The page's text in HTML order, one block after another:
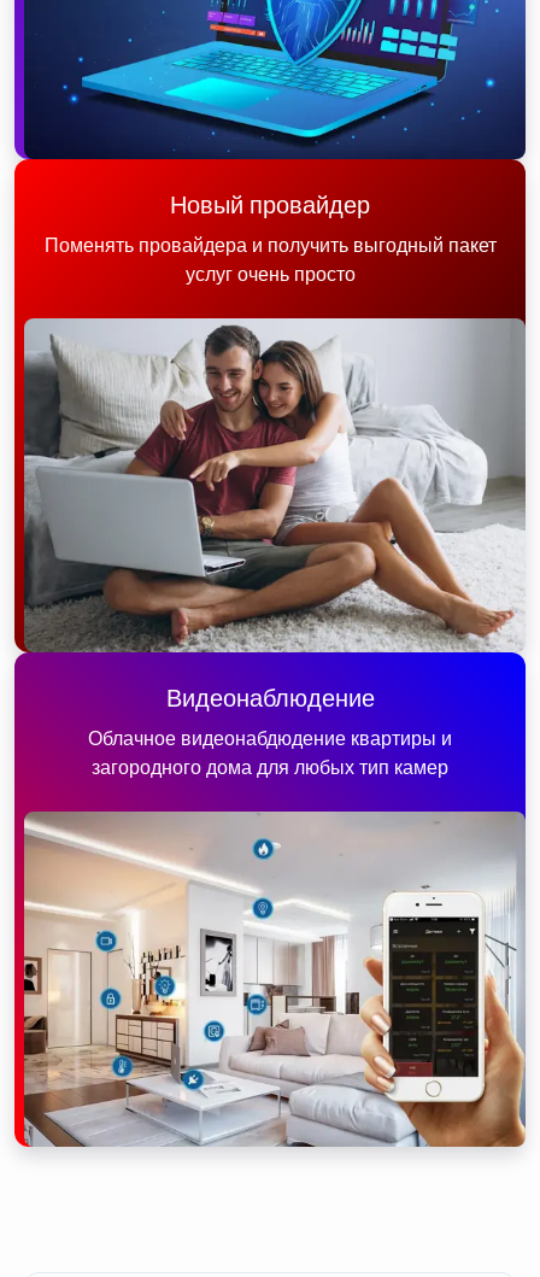
Новый провайдер
Поменять провайдера и получить выгодный пакет
услуг очень просто
Видеонаблюдение
Облачное видеонабдюдение квартиры и
загородного дома для любых тип камер